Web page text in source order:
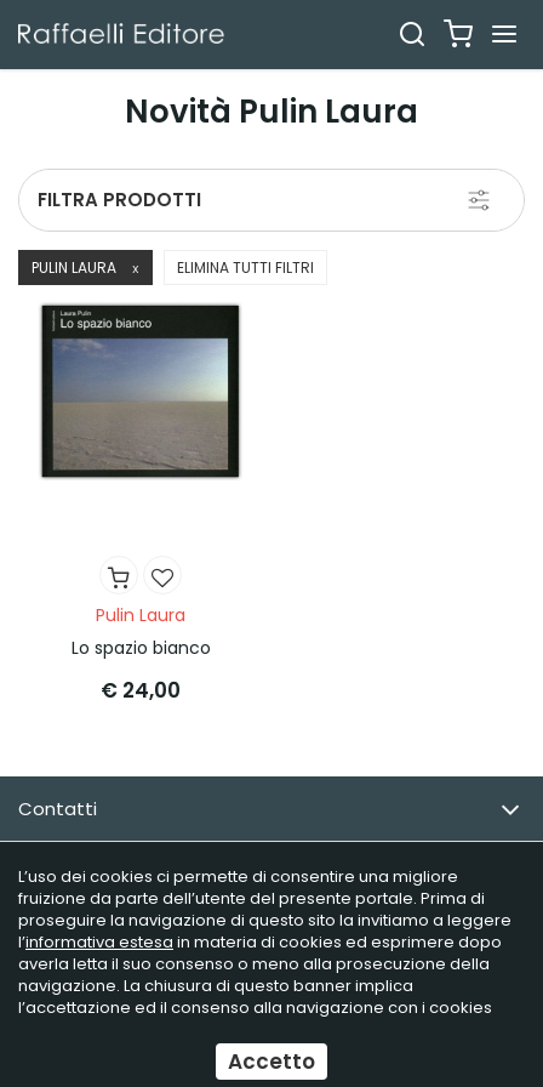
Novità Pulin Laura
Toggle
FILTRA PRODOTTI
PULIN LAURA X ELIMINA TUTTI FILTRI
Pulin Laura
Lo spazio bianco
€ 24,00
Contatti
Email Newsletter
Info utili
Raffaelli Editore - P.iva 02181230406
Ecommerce by Daisuke
L’uso dei cookies ci permette di consentire una migliore
fruizione da parte dell’utente del presente portale. Prima di
proseguire la navigazione di questo sito la invitiamo a leggere
l’informativa estesa in materia di cookies ed esprimere dopo
averla letta il suo consenso o meno alla prosecuzione della
navigazione. La chiusura di questo banner implica
l’accettazione ed il consenso alla navigazione con i cookies
Accetto